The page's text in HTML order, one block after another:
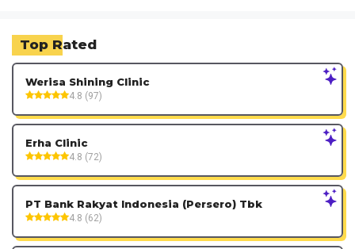
Top Rated
Werisa Shining Clinic
4.8 (97)
Erha Clinic
4.8 (72)
PT Bank Rakyat Indonesia (Persero) Tbk
4.8 (62)